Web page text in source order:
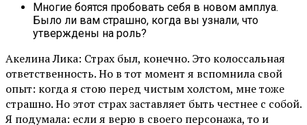
Многие боятся пробовать себя в новом амплуа.
Было ли вам страшно, когда вы узнали, что
утверждены на роль?
Акелина Лика: Страх был, конечно. Это колоссальная
ответственность. Но в тот момент я вспомнила свой
опыт: когда я стою перед чистым холстом, мне тоже
страшно. Но этот страх заставляет быть честнее с собой.
Я подумала: если я верю в своего персонажа, то и